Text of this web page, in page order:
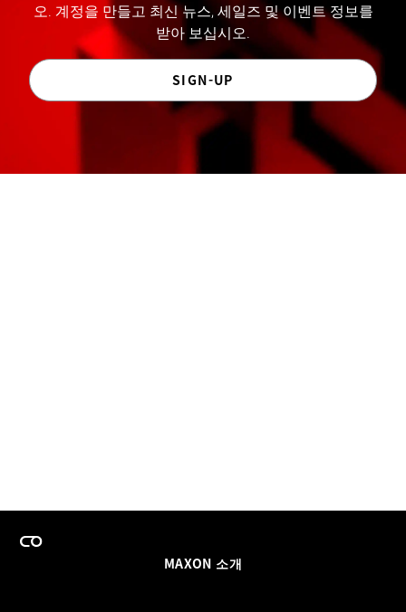
오. 계정을 만들고 최신 뉴스, 세일즈 및 이벤트 정보를
받아 보십시오.
SIGN-UP
MAXON 소개